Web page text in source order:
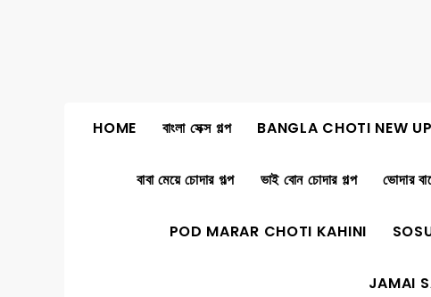
HOME বাংলা সেক্স গল্প BANGLA CHOTI NEW
বাবা মেয়ে চোদার গল্প ভাই বোন চোদার গল্প ভোদার
POD MARAR CHOTI KAHINI
JAMAI